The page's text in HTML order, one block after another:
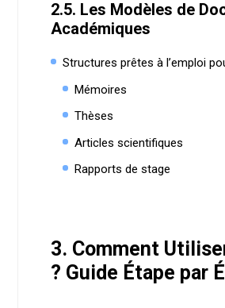
2.5. Les Modèles de
Académiques
Structures prêtes à l’emploi
Mémoires
Thèses
Articles scientifiques
Rapports de stage
3. Comment
? Guide Étape par